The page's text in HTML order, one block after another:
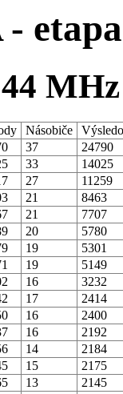
MHz
Násobiče
37
24790
33
14025
27
11259
21
8463
21
7707
20
5780
19
5301
19
5149
16
3232
17
2414
16
2400
16
2192
14
2184
15
2175
13
2145